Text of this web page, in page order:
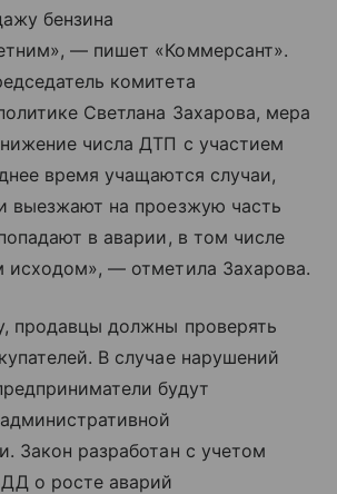
бензина
— пишет «Коммерсант».
комитета
Светлана Захарова, мера
числа ДТП с участием
время учащаются случаи,
выезжают на проезжую часть
в аварии, в том числе
исходом», — отметила Захарова.
продавцы должны проверять
В случае нарушений
будут
Закон разработан с учетом
о росте аварий